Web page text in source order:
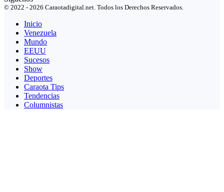
© 2022 - 2026 Caraotadigital.net. Todos los Derechos Reservados.
Inicio
Venezuela
Mundo
EEUU
Sucesos
Show
Deportes
Caraota Tips
Tendencias
Columnistas